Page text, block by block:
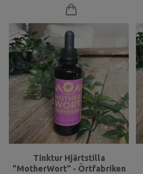
Tinktur Hjärtstilla
"MotherWort" - Örtfabriken